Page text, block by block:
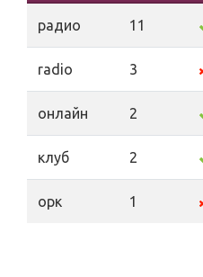
радио 11
radio 3
онлайн 2
клуб 2
орк 1